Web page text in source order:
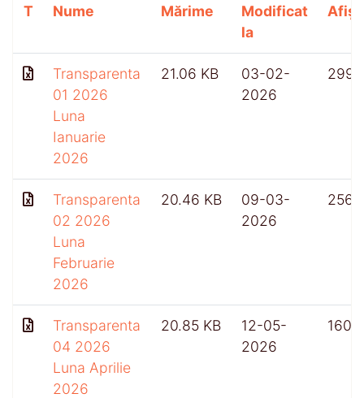
T Nume Mărime
Modificat
la
Transparenta
01 2026
Luna
Ianuarie
2026
21.06 KB
03-02-
2026
299
Transparenta
02 2026
Luna
Februarie
2026
20.46 KB
09-03-
2026
256
Transparenta
04 2026
Luna Aprilie
2026
20.85 KB
12-05-
2026
160